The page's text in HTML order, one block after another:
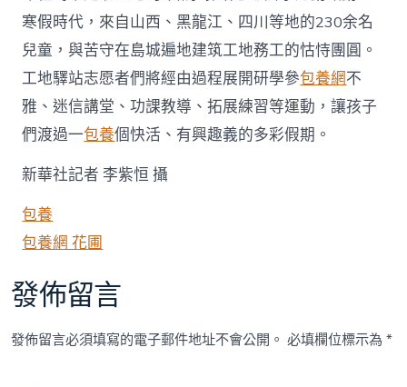
國
網〉
中
寒假時代，來自山西、黑龍江、四川等地的230余名
兒童，與苦守在島城遍地建筑工地務工的怙恃團圓。
工地驛站志愿者們將經由過程展開研學參包養網不
雅、迷信講堂、功課教導、拓展練習等運動，讓孩子
們渡過一包養個快活、有興趣義的多彩假期。
新華社記者 李紫恒 攝
包養
包養網 花圃
發佈留言
發佈留言必須填寫的電子郵件地址不會公開。 必填欄位標示為*